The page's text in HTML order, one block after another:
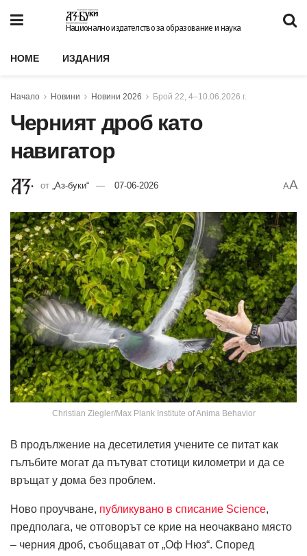
Национално издателство за образование и наука
HOME ИЗДАНИЯ
Начало Новини Новини 2026 Брой 22, 4–10.06.2026 г.
Черният дроб като
навигатор
от „Аз-буки“ 07-06-2026 AA
Christian Ziegler/Max Plank Institute of Anima Behavior
В продължение на десетилетия учените се питат как
гълъбите могат да пътуват стотици километри и да се
връщат у дома без проблем.
Ново проучване, публикувано в списание Science,
предполага, че отговорът се крие на неочаквано място
– черния дроб, съобщават от „Оф Нюз“. Според